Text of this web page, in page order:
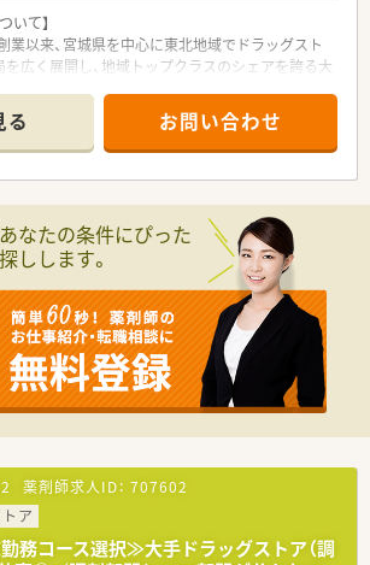
いて】
以来、宮城県を中心に東北地域でドラッグスト
を広く展開し、地域トップクラスのシェアを誇る大
、そのひと言がうれしくて」を理念に掲げ、専門性
ンサルティングによるお客様第一主義を徹底して
におけるグループシェア拡大をミッションとし、
需状況について】
各線が乗り入れる便利な仙台駅であり、本社機能を
て宮城県内のみならず東北全域の店舗を支えて
務となりますが、近隣の調剤併設型店舗やOTC店
診療科目の処方箋や健康相談に応需することが可
は配置部署により異なりますが、大手チェーンな
体制が整っており、急な欠員時もヘルプ体制が充
める人物像について】
う欠員補充のための急募となっており、これまで
してすぐにでも活躍いただける方を幅広く募集し
る お問い合わせ
なたの条件にぴった
しします。
薬剤師求人ID： 707602
ア
勤務コース選択≫大手ドラッグストア（調